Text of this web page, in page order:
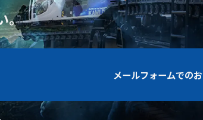
。
メールフォームでの